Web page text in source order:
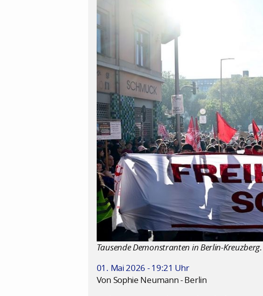
Tausende Demonstranten in Berlin-
01. Mai 2026 - 19:21 Uhr
Von Sophie Neumann - Berlin